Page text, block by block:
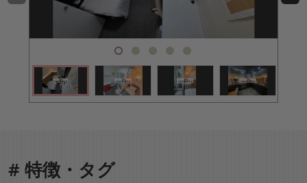
# 特徴・タグ